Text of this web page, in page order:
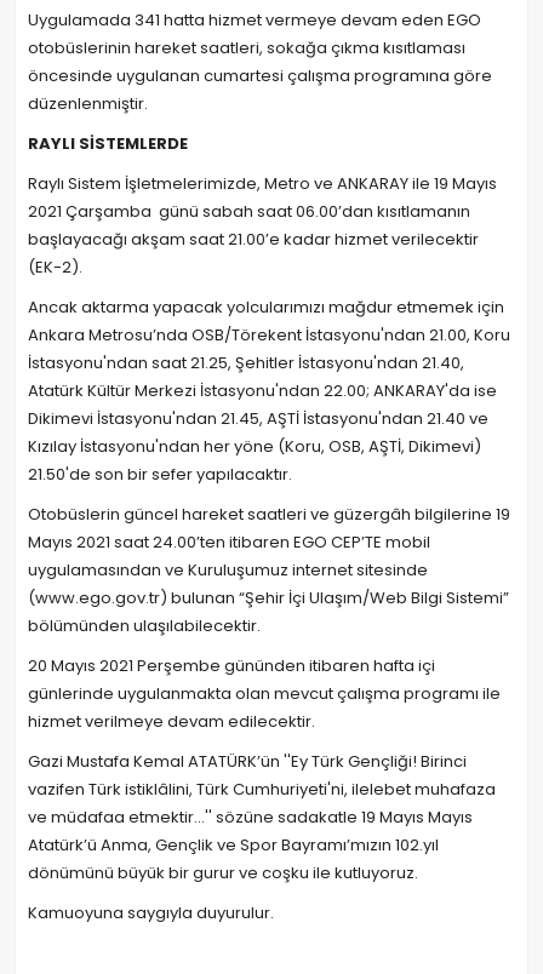
Uygulamada 341 hatta hizmet vermeye devam eden EGO
otobüslerinin hareket saatleri, sokağa çıkma kısıtlaması
öncesinde uygulanan cumartesi çalışma programına göre
düzenlenmiştir.
RAYLI SİSTEMLERDE
Raylı Sistem İşletmelerimizde, Metro ve ANKARAY ile 19 Mayıs
2021 Çarşamba günü sabah saat 06.00’dan kısıtlamanın
başlayacağı akşam saat 21.00’e kadar hizmet verilecektir
(EK-2).
Ancak aktarma yapacak yolcularımızı mağdur etmemek için
Ankara Metrosu’nda OSB/Törekent İstasyonu'ndan 21.00, Koru
İstasyonu'ndan saat 21.25, Şehitler İstasyonu'ndan 21.40,
Atatürk Kültür Merkezi İstasyonu'ndan 22.00; ANKARAY'da ise
Dikimevi İstasyonu'ndan 21.45, AŞTİ İstasyonu'ndan 21.40 ve
Kızılay İstasyonu'ndan her yöne (Koru, OSB, AŞTİ, Dikimevi)
21.50'de son bir sefer yapılacaktır.
Otobüslerin güncel hareket saatleri ve güzergâh bilgilerine 19
Mayıs 2021 saat 24.00’ten itibaren EGO CEP’TE mobil
uygulamasından ve Kuruluşumuz internet sitesinde
(www.ego.gov.tr) bulunan “Şehir İçi Ulaşım/Web Bilgi Sistemi”
bölümünden ulaşılabilecektir.
20 Mayıs 2021 Perşembe gününden itibaren hafta içi
günlerinde uygulanmakta olan mevcut çalışma programı ile
hizmet verilmeye devam edilecektir.
Gazi Mustafa Kemal ATATÜRK’ün ''Ey Türk Gençliği! Birinci
vazifen Türk istiklâlini, Türk Cumhuriyeti'ni, ilelebet muhafaza
ve müdafaa etmektir…'' sözüne sadakatle 19 Mayıs Mayıs
Atatürk’ü Anma, Gençlik ve Spor Bayramı’mızın 102.yıl
dönümünü büyük bir gurur ve coşku ile kutluyoruz.
Kamuoyuna saygıyla duyurulur.